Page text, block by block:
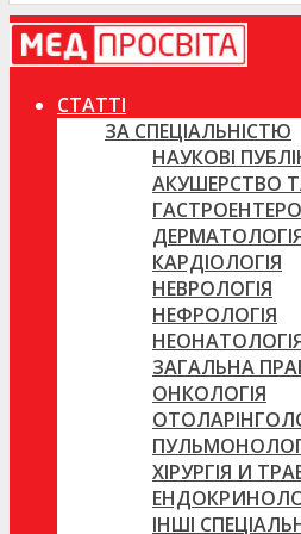
СТАТТІ
ЗА СПЕЦІАЛЬНІСТЮ
НАУКОВІ
АКУШЕРСТВО
КАРДІОЛОГІЯ
НЕВРОЛОГІЯ
НЕФРОЛОГІЯ
ЗАГАЛЬНА
ОНКОЛОГІЯ
ХІРУРГІЯ И
ІНШІ